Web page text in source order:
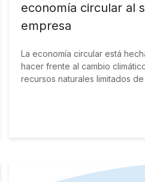
economía circular al
empresa
La economía circular está
hacer frente al cambio
recursos naturales limitados
en la región, tanto en materia